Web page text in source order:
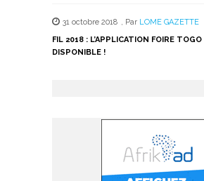
31 octobre 2018 , Par LOME GAZETTE
FIL 2018 : L’APPLICATION FOIRE
DISPONIBLE !